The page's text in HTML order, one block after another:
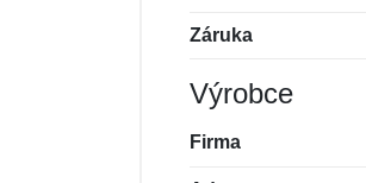
Záruka
Výrobce
Firma